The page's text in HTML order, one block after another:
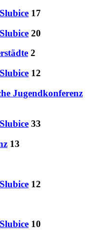
17
20
2
12
Jugendkonferenz
33
13
12
10